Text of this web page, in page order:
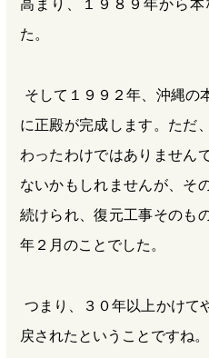
た。
そして１９９２年、沖縄の
に正殿が完成します。ただ
わったわけではありません
ないかもしれませんが、そ
続けられ、復元工事そのも
年２月のことでした。
つまり、３０年以上かけて
戻されたということですね。